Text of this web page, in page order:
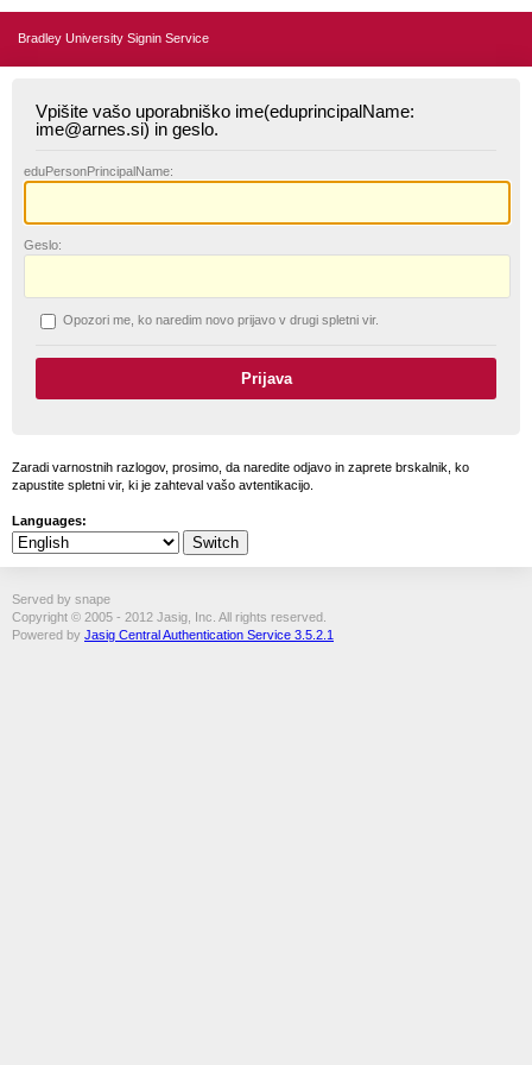
Bradley University Signin Service
Vpišite vašo uporabniško ime(eduprincipalName:
ime@arnes.si) in geslo.
eduPersonPrincipalName:
Geslo:
Opozori me, ko naredim novo prijavo v drugi spletni vir.
Zaradi varnostnih razlogov, prosimo, da naredite odjavo in zaprete brskalnik, ko
zapustite spletni vir, ki je zahteval vašo avtentikacijo.
Languages:
Served by snape
Copyright © 2005 - 2012 Jasig, Inc. All rights reserved.
Powered by Jasig Central Authentication Service 3.5.2.1